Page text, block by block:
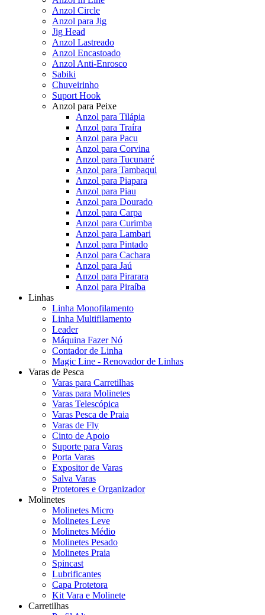
Anzol Circle
Anzol para Jig
Jig Head
Anzol Lastreado
Anzol Encastoado
Anzol Anti-Enrosco
Sabiki
Chuveirinho
Suport Hook
Anzol para Peixe
Anzol para Tilápia
Anzol para Traíra
Anzol para Pacu
Anzol para Corvina
Anzol para Tucunaré
Anzol para Tambaqui
Anzol para Piapara
Anzol para Piau
Anzol para Dourado
Anzol para Carpa
Anzol para Curimba
Anzol para Lambari
Anzol para Pintado
Anzol para Cachara
Anzol para Jaú
Anzol para Pirarara
Anzol para Piraíba
Linhas
Linha Monofilamento
Linha Multifilamento
Leader
Máquina Fazer Nó
Contador de Linha
Magic Line - Renovador de Linhas
Varas de Pesca
Varas para Carretilhas
Varas para Molinetes
Varas Telescópica
Varas Pesca de Praia
Varas de Fly
Cinto de Apoio
Suporte para Varas
Porta Varas
Expositor de Varas
Salva Varas
Protetores e Organizador
Molinetes
Molinetes Micro
Molinetes Leve
Molinetes Médio
Molinetes Pesado
Molinetes Praia
Spincast
Lubrificantes
Capa Protetora
Kit Vara e Molinete
Carretilhas